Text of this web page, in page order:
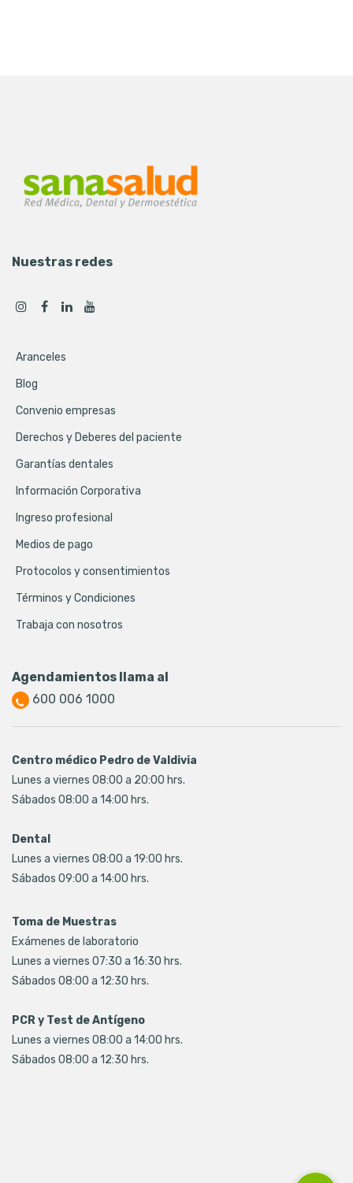
Nuestras redes
Aranceles
Blog
Convenio empresas
Derechos y Deberes del paciente
Garantías dentales
Información Corporativa
Ingreso profesional
Medios de pago
Protocolos y consentimientos
Términos y Condiciones
Trabaja con nosotros
Agendamientos llama al
600 006 1000
Centro médico Pedro de Valdivia
Lunes a viernes 08:00 a 20:00 hrs.
Sábados 08:00 a 14:00 hrs.
Dental
Lunes a viernes 08:00 a 19:00 hrs.
Sábados 09:00 a 14:00 hrs.
Toma de Muestras
Exámenes de laboratorio
Lunes a viernes 07:30 a 16:30 hrs.
Sábados 08:00 a 12:30 hrs.
PCR y Test de Antígeno
Lunes a viernes 08:00 a 14:00 hrs.
Sábados 08:00 a 12:30 hrs.